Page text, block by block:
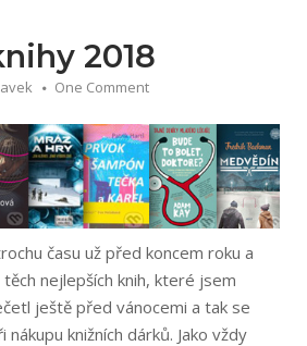
2018
One Comment
času už před koncem roku a
nejlepších knih, které jsem
ještě před vánocemi a tak se
knižních dárků. Jako vždy